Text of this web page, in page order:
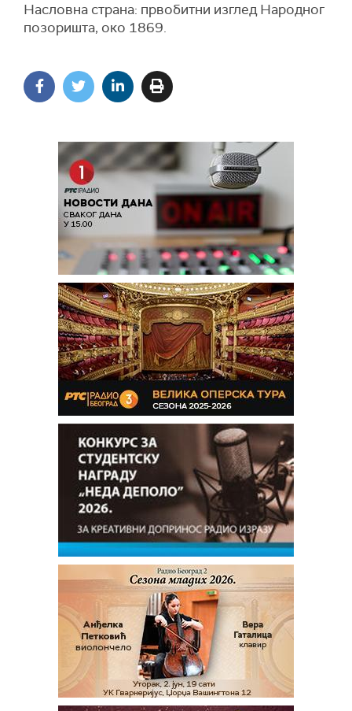
Насловна страна: првобитни изглед Народног
позоришта, око 1869.